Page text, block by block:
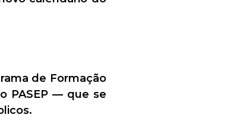
de Formação
PASEP — que se